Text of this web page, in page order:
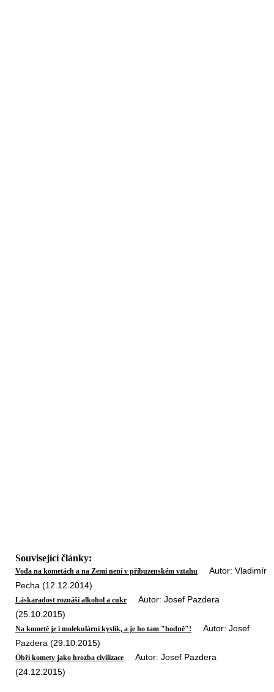
Související články:
Voda na kometách a na Zemi není v příbuzenském vztahu Autor: Vladimír
Pecha (12.12.2014)
Láskaradost roznáší alkohol a cukr Autor: Josef Pazdera
(25.10.2015)
Na kometě je i molekulární kyslík, a je ho tam "hodně"!
Autor: Josef
Pazdera (29.10.2015)
Obří komety jako hrozba civilizace Autor: Josef Pazdera
(24.12.2015)